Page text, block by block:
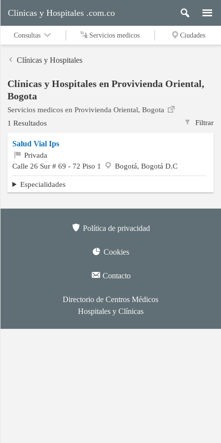
Servicios
medicos
Ciudades
Buscar
Clinicas y Hospitales .com.co
Consultas Servicios medicos Ciudades
Clínicas y Hospitales
Clínicas y Hospitales en Provivienda Oriental,
Bogota
Servicios medicos en Provivienda Oriental, Bogota
Filtrar
1 Resultados
Salud Vial Ips
Privada
Calle 26 Sur # 69 - 72 Piso 1
Bogotá, Bogotá D.C
Especialidades
Política de privacidad
Cookies
Contacto
Directorio de Centros Médicos
Hospitales y Clínicas